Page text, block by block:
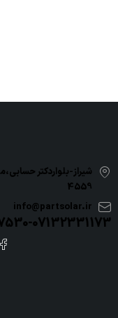
4559
info@partsolar.ir
07132331173